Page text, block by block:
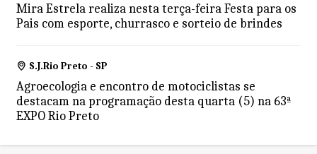
Mira Estrela realiza nesta terça-feira Festa para os
Pais com esporte, churrasco e sorteio de brindes
S.J.Rio Preto - SP
Agroecologia e encontro de motociclistas se
destacam na programação desta quarta (5) na 63ª
EXPO Rio Preto